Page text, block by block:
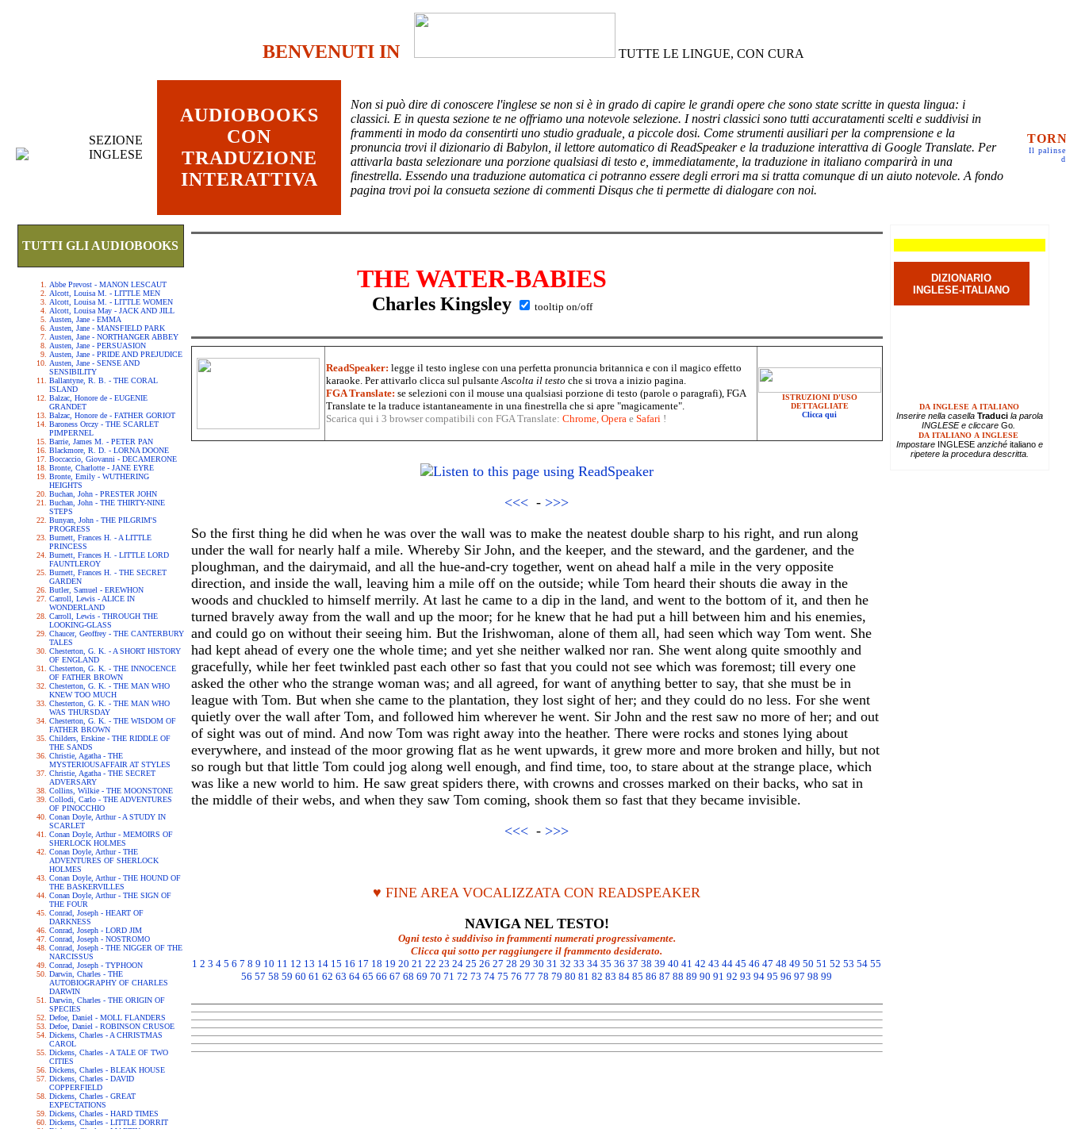
BENVENUTI IN TUTTE LE LINGUE, CON CURA
SEZIONE
INGLESE
AUDIOBOOKS
CON
TRADUZIONE
INTERATTIVA
Non si può dire di conoscere l'inglese se non si è in grado di capire le grandi opere che sono state scritte in questa lingua: i
classici. E in questa sezione te ne offriamo una notevole selezione. I nostri classici sono tutti accuratamenti scelti e suddivisi in
frammenti in modo da consentirti uno studio graduale, a piccole dosi. Come strumenti ausiliari per la comprensione e la
pronuncia trovi il dizionario di Babylon, il lettore automatico di ReadSpeaker e la traduzione interattiva di Google Translate. Per
attivarla basta selezionare una porzione qualsiasi di testo e, immediatamente, la traduzione in italiano comparirà in una
finestrella. Essendo una traduzione automatica ci potranno essere degli errori ma si tratta comunque di un aiuto notevole. A fondo
pagina trovi poi la consueta sezione di commenti Disqus che ti permette di dialogare con noi.
Il
TUTTI GLI AUDIOBOOKS
Abbe Prevost - MANON LESCAUT
Alcott, Louisa M. - LITTLE MEN
Alcott, Louisa M. - LITTLE WOMEN
Alcott, Louisa May - JACK AND JILL
Austen, Jane - EMMA
Austen, Jane - MANSFIELD PARK
Austen, Jane - NORTHANGER ABBEY
Austen, Jane - PERSUASION
Austen, Jane - PRIDE AND PREJUDICE
Austen, Jane - SENSE AND
SENSIBILITY
Ballantyne, R. B. - THE CORAL
ISLAND
Balzac, Honore de - EUGENIE
GRANDET
Balzac, Honore de - FATHER GORIOT
Baroness Orczy - THE SCARLET
PIMPERNEL
Barrie, James M. - PETER PAN
Blackmore, R. D. - LORNA DOONE
Boccaccio, Giovanni - DECAMERONE
Bronte, Charlotte - JANE EYRE
Bronte, Emily - WUTHERING
HEIGHTS
Buchan, John - PRESTER JOHN
Buchan, John - THE THIRTY-NINE
STEPS
Bunyan, John - THE PILGRIM'S
PROGRESS
Burnett, Frances H. - A LITTLE
PRINCESS
Burnett, Frances H. - LITTLE LORD
FAUNTLEROY
Burnett, Frances H. - THE SECRET
GARDEN
Butler, Samuel - EREWHON
Carroll, Lewis - ALICE IN
WONDERLAND
Carroll, Lewis - THROUGH THE
LOOKING-GLASS
Chaucer, Geoffrey - THE CANTERBURY
TALES
Chesterton, G. K. - A SHORT HISTORY
OF ENGLAND
Chesterton, G. K. - THE INNOCENCE
OF FATHER BROWN
Chesterton, G. K. - THE MAN WHO
KNEW TOO MUCH
Chesterton, G. K. - THE MAN WHO
WAS THURSDAY
Chesterton, G. K. - THE WISDOM OF
FATHER BROWN
Childers, Erskine - THE RIDDLE OF
THE SANDS
Christie, Agatha - THE
MYSTERIOUSAFFAIR AT STYLES
Christie, Agatha - THE SECRET
ADVERSARY
Collins, Wilkie - THE MOONSTONE
Collodi, Carlo - THE ADVENTURES
OF PINOCCHIO
Conan Doyle, Arthur - A STUDY IN
SCARLET
Conan Doyle, Arthur - MEMOIRS OF
SHERLOCK HOLMES
Conan Doyle, Arthur - THE
ADVENTURES OF SHERLOCK
HOLMES
Conan Doyle, Arthur - THE HOUND OF
THE BASKERVILLES
Conan Doyle, Arthur - THE SIGN OF
THE FOUR
Conrad, Joseph - HEART OF
DARKNESS
Conrad, Joseph - LORD JIM
Conrad, Joseph - NOSTROMO
Conrad, Joseph - THE NIGGER OF THE
NARCISSUS
Conrad, Joseph - TYPHOON
Darwin, Charles - THE
AUTOBIOGRAPHY OF CHARLES
DARWIN
Darwin, Charles - THE ORIGIN OF
SPECIES
Defoe, Daniel - MOLL FLANDERS
Defoe, Daniel - ROBINSON CRUSOE
Dickens, Charles - A CHRISTMAS
CAROL
Dickens, Charles - A TALE OF TWO
CITIES
Dickens, Charles - BLEAK HOUSE
Dickens, Charles - DAVID
COPPERFIELD
Dickens, Charles - GREAT
EXPECTATIONS
Dickens, Charles - HARD TIMES
Dickens, Charles - LITTLE DORRIT
THE WATER-BABIES
Charles Kingsley tooltip on/off
ReadSpeaker: legge il testo inglese con una perfetta pronuncia britannica e con il magico effetto
karaoke. Per attivarlo clicca sul pulsanteAscolta il testo che si trova a inizio pagina.
FGA Translate: se selezioni con il mouse una qualsiasi porzione di testo (parole o paragrafi), FGA
Translate te la traduce istantaneamente in una finestrella che si apre "magicamente".
Scarica qui i 3 browser compatibili con FGA Translate: Chrome, Operae Safari !
ISTRUZIONI D'USO
DETTAGLIATE
Clicca qui
<<< - >>>
So the first thing he did when he was over the wall was to make the neatest double sharp to his right, and run along
under the wall for nearly half a mile. Whereby Sir John, and the keeper, and the steward, and the gardener, and the
ploughman, and the dairymaid, and all the hue-and-cry together, went on ahead half a mile in the very opposite
direction, and inside the wall, leaving him a mile off on the outside; while Tom heard their shouts die away in the
woods and chuckled to himself merrily. At last he came to a dip in the land, and went to the bottom of it, and then he
turned bravely away from the wall and up the moor; for he knew that he had put a hill between him and his enemies,
and could go on without their seeing him. But the Irishwoman, alone of them all, had seen which way Tom went. She
had kept ahead of every one the whole time; and yet she neither walked nor ran. She went along quite smoothly and
gracefully, while her feet twinkled past each other so fast that you could not see which was foremost; till every one
asked the other who the strange woman was; and all agreed, for want of anything better to say, that she must be in
league with Tom. But when she came to the plantation, they lost sight of her; and they could do no less. For she went
quietly over the wall after Tom, and followed him wherever he went. Sir John and the rest saw no more of her; and out
of sight was out of mind. And now Tom was right away into the heather. There were rocks and stones lying about
everywhere, and instead of the moor growing flat as he went upwards, it grew more and more broken and hilly, but not
so rough but that little Tom could jog along well enough, and find time, too, to stare about at the strange place, which
was like a new world to him. He saw great spiders there, with crowns and crosses marked on their backs, who sat in
the middle of their webs, and when they saw Tom coming, shook them so fast that they became invisible.
<<< - >>>
♥ FINE AREA VOCALIZZATA CON READSPEAKER
NAVIGA NEL TESTO!
Ogni testo è suddiviso in frammenti numerati progressivamente.
Clicca qui sotto per raggiungere il frammento desiderato.
1 2 3 4 5 6 7 8 9 10 11 12 13 14 15 16 17 18 19 20 21 22 23 24 25 26 27 28 29 30 31 32 33 34 35 36 37 38 39 40 41 42 43 44 45 46 47 48 49 50 51 52 53 54 55
56 57 58 59 60 61 62 63 64 65 66 67 68 69 70 71 72 73 74 75 76 77 78 79 80 81 82 83 84 85 86 87 88 89 90 91 92 93 94 95 96 97 98 99
DIZIONARIO
INGLESE-ITALIANO
DA INGLESE A ITALIANO
Inserire nella casella Traducila parola
INGLESE e cliccare Go.
DA ITALIANO A INGLESE
Impostare INGLESEanziché italianoe
ripetere la procedura descritta.